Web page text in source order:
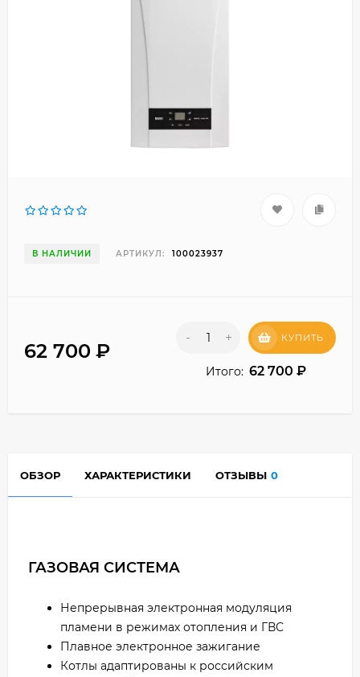
В НАЛИЧИИ АРТИКУЛ: 100023937
62 700 ₽
- + КУПИТЬ
Итого: 62 700 ₽
ОБЗОР ХАРАКТЕРИСТИКИ ОТЗЫВЫ 0
ГАЗОВАЯ СИСТЕМА
Непрерывная электронная модуляция
пламени в режимах отопления и ГВС
Плавное электронное зажигание
Котлы адаптированы к российским